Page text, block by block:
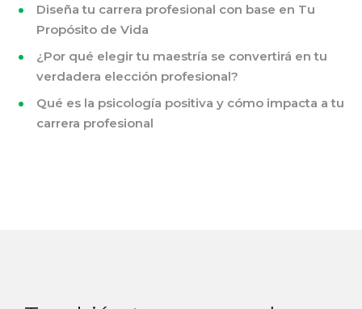
Diseña tu carrera profesional con base en Tu
Propósito de Vida
¿Por qué elegir tu maestría se convertirá en tu
verdadera elección profesional?
Qué es la psicología positiva y cómo impacta a tu
carrera profesional